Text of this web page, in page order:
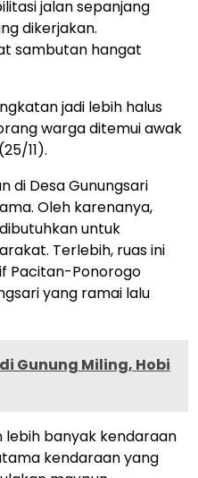
jalan sepanjang
dikerjakan.
sambutan hangat
jadi lebih halus
warga ditemui awak
11).
di Desa Gunungsari
Oleh karenanya,
untuk
Terlebih, ruas ini
Pacitan-Ponorogo
yang ramai lalu
Gunung Miling, Hobi
lebih banyak kendaraan
kendaraan yang